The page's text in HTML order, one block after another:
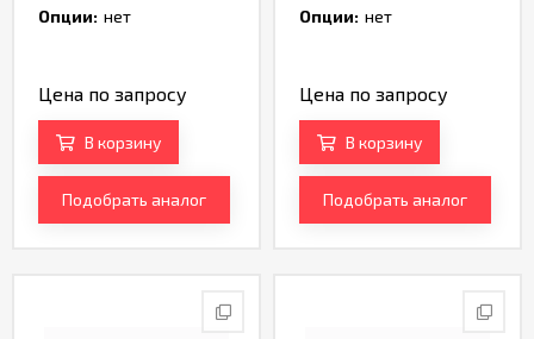
TH232996
Опции: нет
Цена по запросу
В корзину
Подобрать аналог
TH232998
Опции: нет
Цена по запросу
В корзину
Подобрать аналог